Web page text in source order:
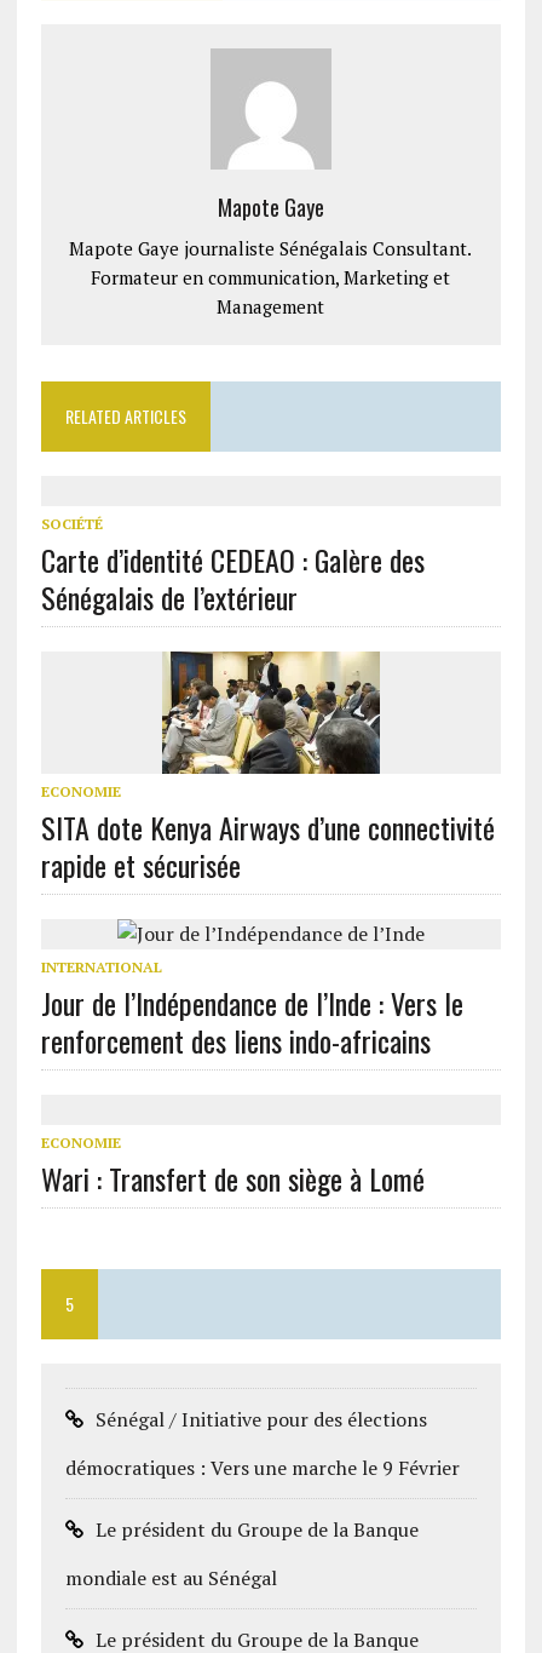
Mapote Gaye
Mapote Gaye journaliste Sénégalais Consultant.
Formateur en communication, Marketing et
Management
RELATED ARTICLES
SOCIÉTÉ
Carte d’identité CEDEAO : Galère des
Sénégalais de l’extérieur
ECONOMIE
SITA dote Kenya Airways d’une connectivité
rapide et sécurisée
INTERNATIONAL
Jour de l’Indépendance de l’Inde : Vers le
renforcement des liens indo-africains
ECONOMIE
Wari : Transfert de son siège à Lomé
5
Sénégal / Initiative pour des élections
démocratiques : Vers une marche le 9 Février
Le président du Groupe de la Banque
mondiale est au Sénégal
Le président du Groupe de la Banque